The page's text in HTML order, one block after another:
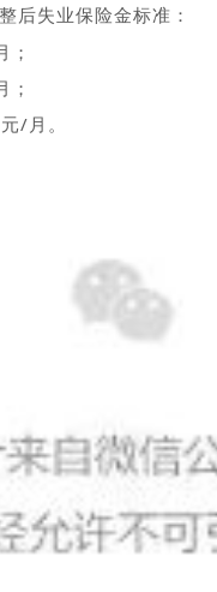
后失业保险金标准：
/月。